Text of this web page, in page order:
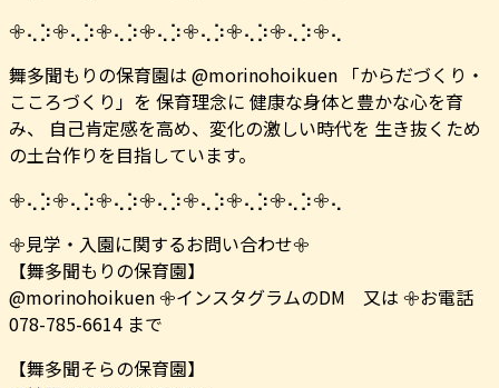
𖧷⢄⡱𖧷⢄⡱𖧷⢄⡱𖧷⢄⡱𖧷⢄⡱𖧷⢄⡱𖧷⢄⡱𖧷⢄
舞多聞もりの保育園は @morinohoikuen 「からだづくり・
こころづくり」を 保育理念に 健康な身体と豊かな心を育
み、 自己肯定感を高め、変化の激しい時代を 生き抜くため
の土台作りを目指しています。
𖧷⢄⡱𖧷⢄⡱𖧷⢄⡱𖧷⢄⡱𖧷⢄⡱𖧷⢄⡱𖧷⢄⡱𖧷⢄
𖧷見学・入園に関するお問い合わせ𖧷
【舞多聞もりの保育園】
@morinohoikuen 𖧷インスタグラムのDM 又は 𖧷お電話
078-785-6614 まで
【舞多聞そらの保育園】